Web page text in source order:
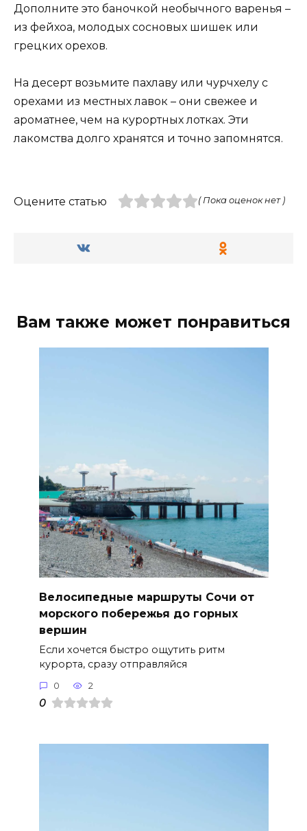
Дополните это баночкой необычного варенья –
из фейхоа, молодых сосновых шишек или
грецких орехов.
На десерт возьмите пахлаву или чурчхелу с
орехами из местных лавок – они свежее и
ароматнее, чем на курортных лотках. Эти
лакомства долго хранятся и точно запомнятся.
Оцените статью ( Пока оценок нет )
Вам также может понравиться
Велосипедные маршруты Сочи от
морского побережья до горных
вершин
Если хочется быстро ощутить ритм
курорта, сразу отправляйся
0 2
0